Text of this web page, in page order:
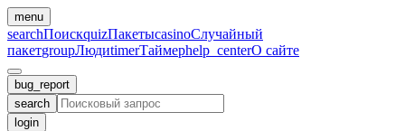
menu
searchПоискquizПакетыcasinoСлучайный
пакетgroupЛюдиtimerТаймерhelp_centerО сайте
bug_report
search
login